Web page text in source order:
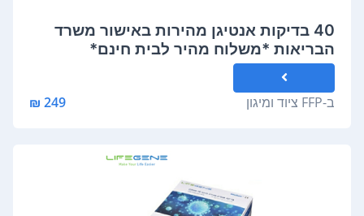
40 בדיקות אנטיגן מהירות באישור משרד
הבריאות *משלוח מהיר לבית חינם*
ב-FFP ציוד ומיגון 249 ₪